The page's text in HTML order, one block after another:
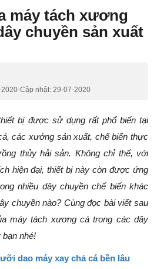
máy tách xương
chuyền sản xuất
2020-Cập nhật: 29-07-2020
bị được sử dụng rất phổ biến tại
các xưởng sản xuất, chế biến thực
thủy hải sản. Không chỉ thế, với
hiện đại, thiết bị này còn được ứng
nhiều dây chuyền chế biến khác
chuyền nào? Cùng đọc bài viết sau
máy tách xương cá trong các dây
bạn nhé!
dao máy xay chả cá bền lâu